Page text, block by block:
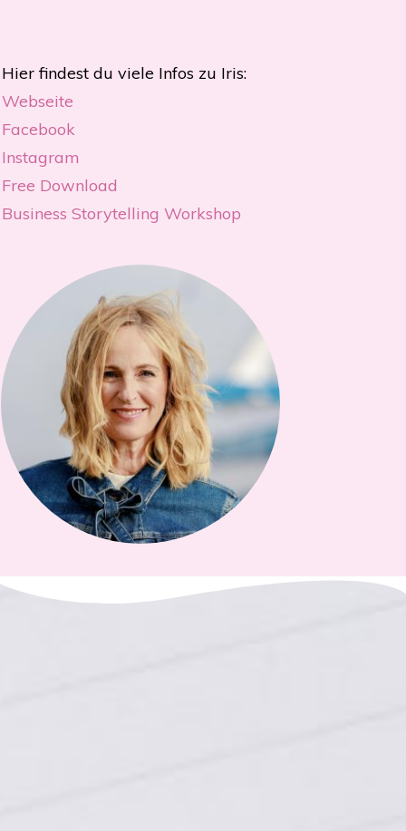
Hier findest du viele Infos zu Iris:
Webseite
Facebook
Instagram
Free Download
Business Storytelling Workshop